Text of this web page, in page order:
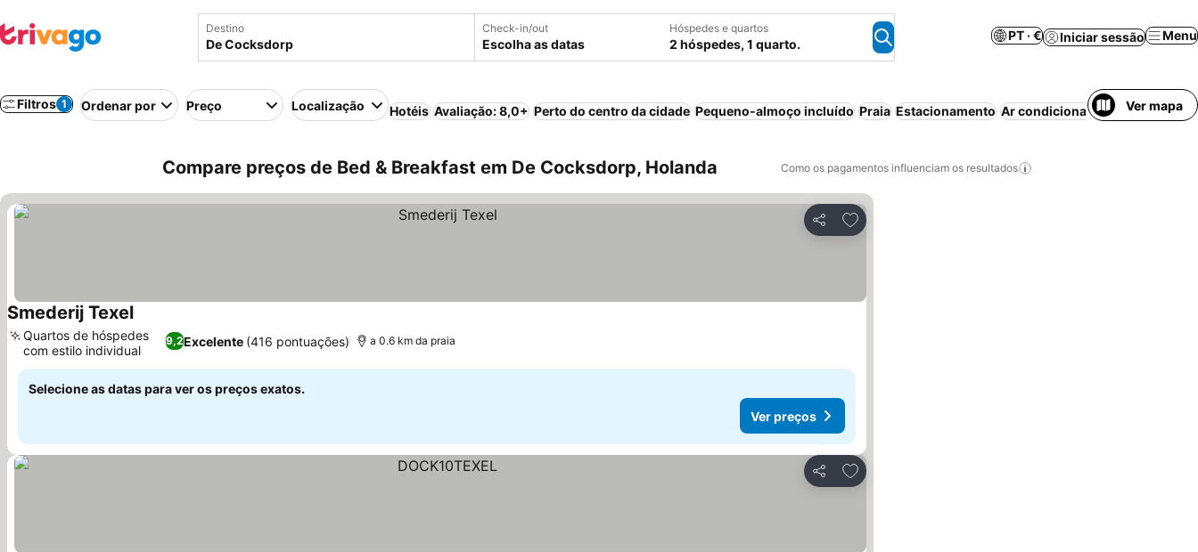
Destino Check-in/out
Escolha as datas
Hóspedes e quartos
2 hóspedes, 1 quarto.
PT · € Iniciar sessão Menu
Filtros 1 Ordenar por Preço Localização Hotéis Avaliação: 8,0+ Perto do centro da cidade Pequeno-almoço incluído Praia Estacionamento Ar condicionado Piscina Wi-fi
Ver mapa
Compare preços de Bed & Breakfast em De Cocksdorp, Holanda Como os pagamentos influenciam os resultados
Partilhar
Adicionar aos favoritos
Smederij TexelVer preços
9,2Excelente (416 pontuações)
Quartos de hóspedes
com estilo individual
a 0.6 km da praia
Selecione as datas para ver os preços exatos.
Ver preços
Partilhar
Adicionar aos favoritos